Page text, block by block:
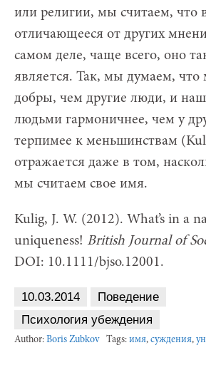
или религии, мы считаем, что
отличающееся от других
самом деле, чаще всего, оно
является. Так, мы думаем, что
добры, чем другие люди, и
людьми гармоничнее, чем у
терпимее к меньшинствам
отражается даже в том,
мы считаем свое имя.
Kulig, J. W. (2012). What’s in a
uniqueness! British Journal of
DOI: 10.1111/bjso.12001.
10.03.2014
Поведение
Психология убеждения
Author: Boris Zubkov Tags: имя, суждения,